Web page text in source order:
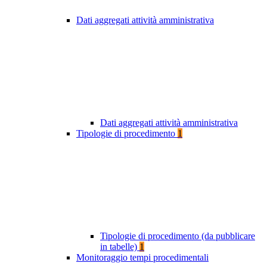
Dati aggregati attività amministrativa
Dati aggregati attività amministrativa
Tipologie di procedimento 1
Tipologie di procedimento (da pubblicare
in tabelle) 1
Monitoraggio tempi procedimentali